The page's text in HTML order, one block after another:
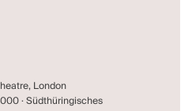
Detailinformationen zum
zur Verfügung standen.
London
· Südthüringisches